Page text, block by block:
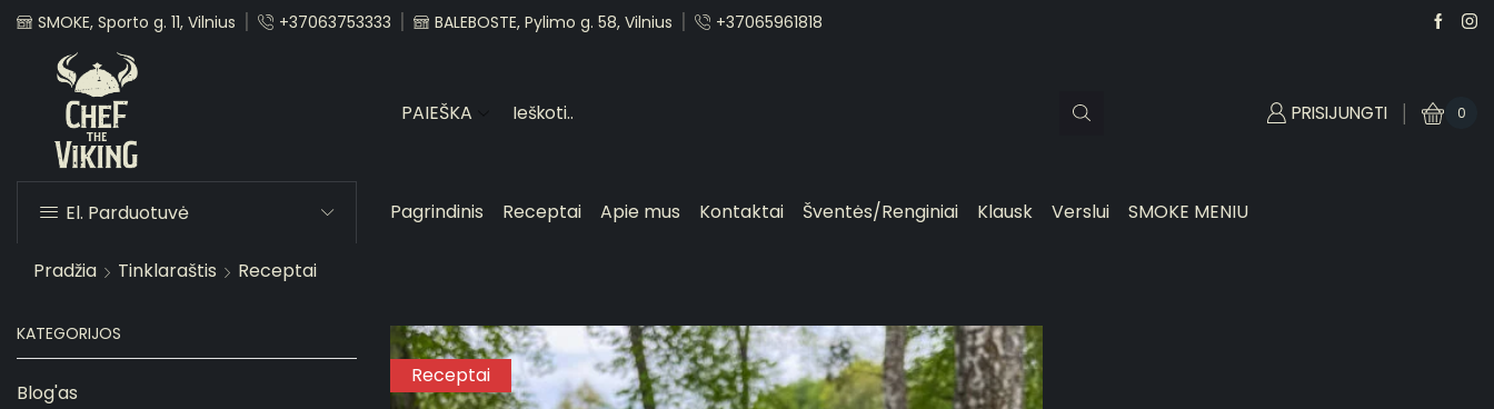
SMOKE, Sporto g. 11, Vilnius +37063753333 BALEBOSTE, Pylimo g. 58, Vilnius +37065961818
PAIEŠKA PRISIJUNGTI 0
El. Parduotuvė Pagrindinis Receptai Apie mus Kontaktai Šventės/Renginiai Klausk Verslui SMOKE MENIU
Pradžia Tinklaraštis Receptai
Receptai
KATEGORIJOS
Blog'as